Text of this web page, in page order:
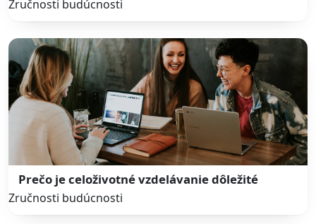
Zručnosti budúcnosti
Prečo je celoživotné vzdelávanie dôležité
Zručnosti budúcnosti